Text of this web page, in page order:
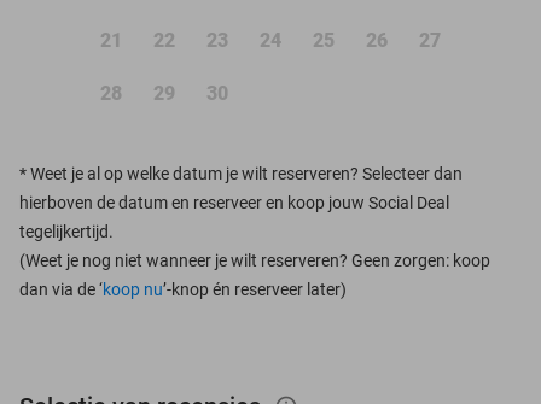
21 22 23 24 25 26 27
28 29 30
*Weet je al op welke datum je wilt reserveren? Selecteer dan
hierboven de datum en reserveer en koop jouw Social Deal
tegelijkertijd.
(Weet je nog niet wanneer je wilt reserveren? Geen zorgen: koop
dan via de ‘koop nu’-knop én reserveer later)